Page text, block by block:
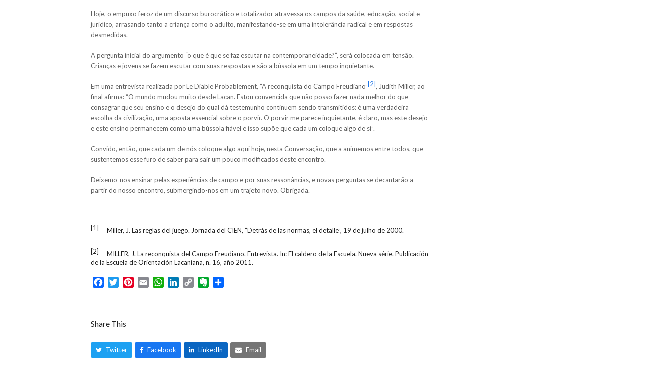
Hoje, o empuxo feroz de um discurso burocrático e totalizador atravessa os campos da saúde, educação, social e
jurídico, arrasando tanto a criança como o adulto, manifestando-se em uma intolerância radical e em respostas
desmedidas.
A pergunta inicial do argumento “o que é que se faz escutar na contemporaneidade?”, será colocada em tensão.
Crianças e jovens se fazem escutar com suas respostas e são a bússola em um tempo inquietante.
Em uma entrevista realizada por Le Diable Probablement, “A reconquista do Campo Freudiano”[2], Judith Miller, ao
final afirma: “O mundo mudou muito desde Lacan. Estou convencida que não posso fazer nada melhor do que
consagrar que seu ensino e o desejo do qual dá testemunho continuem sendo transmitidos: é uma verdadeira
escolha da civilização, uma aposta essencial sobre o porvir. O porvir me parece inquietante, é claro, mas este desejo
e este ensino permanecem como uma bússola fiável e isso supõe que cada um coloque algo de si”.
Convido, então, que cada um de nós coloque algo aqui hoje, nesta Conversação, que a animemos entre todos, que
sustentemos esse furo de saber para sair um pouco modificados deste encontro.
Deixemo-nos ensinar pelas experiências de campo e por suas ressonâncias, e novas perguntas se decantarão a
partir do nosso encontro, submergindo-nos em um trajeto novo. Obrigada.
[1] Miller, J. Las reglas del juego. Jornada del CIEN, “Detrás de las normas, el detalle”, 19 de julho de 2000.
[2]
MILLER, J. La reconquista del Campo Freudiano. Entrevista. In: El caldero de la Escuela. Nueva série. Publicación
de la Escuela de Orientación Lacaniana, n. 16, año 2011.
FacebookTwitterPinterest
Email WhatsApp
LinkedIn
Copy
Evernote
Share This
Twitter Facebook LinkedIn Email